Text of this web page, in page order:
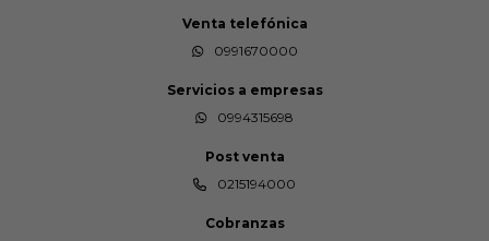
Venta telefónica
0991670000
Servicios a empresas
0994315698
Post venta
0215194000
Cobranzas